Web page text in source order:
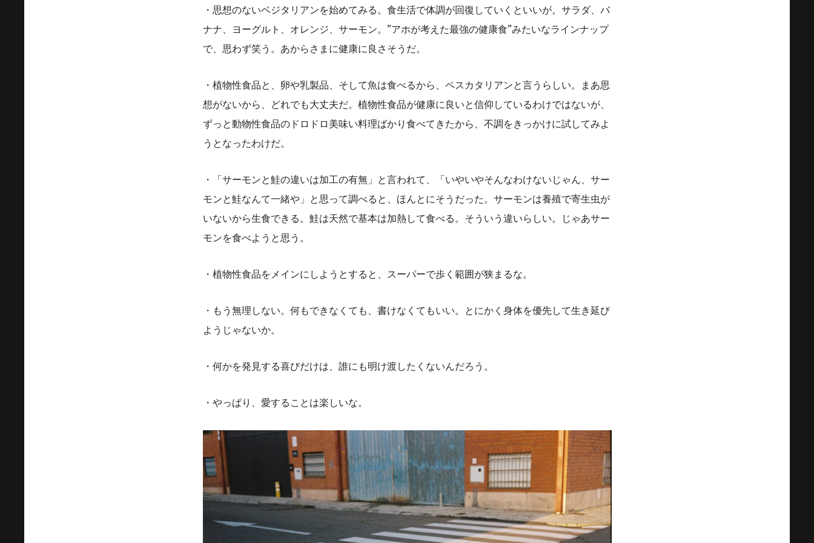
・思想のないベジタリアンを始めてみる。食生活で体調が回復していくといいが。 サラダ、バ
ナナ、ヨーグルト、オレンジ、サーモン。”アホが考えた最強の健康食”みたいなラインナップ
で、思わず笑う。あからさまに健康に良さそうだ。
・植物性食品と、卵や乳製品、そして魚は食べるから、ペスカタリアンと言うらしい。まあ思
想がないから、どれでも大丈夫だ。植物性食品が健康に良いと信仰しているわけではないが、
ずっと動物性食品のドロドロ美味い料理ばかり食べてきたから、不調をきっかけに試してみよ
うとなったわけだ。
・「サーモンと鮭の違いは加工の有無」と言われて、「いやいやそんなわけないじゃん、サー
モンと鮭なんて一緒や」と思って調べると、ほんとにそうだった。サーモンは養殖で寄生虫が
いないから生食できる。鮭は天然で基本は加熱して食べる。そういう違いらしい。じゃあサー
モンを食べようと思う。
・植物性食品をメインにしようとすると、スーパーで歩く範囲が狭まるな。
・もう無理しない。何もできなくても、書けなくてもいい。とにかく身体を優先して生き延び
ようじゃないか。
・何かを発見する喜びだけは、誰にも明け渡したくないんだろう。
・やっぱり、愛することは楽しいな。